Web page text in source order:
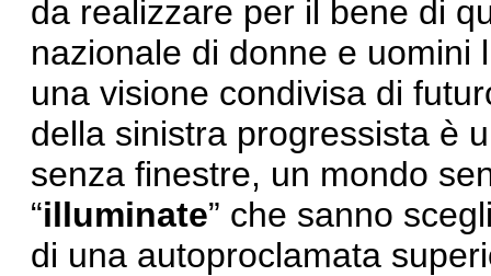
da realizzare per il bene di
nazionale di donne e uomini
una visione condivisa di
della sinistra progressista è
senza finestre, un mondo
“illuminate” che sanno
di una autoproclamata